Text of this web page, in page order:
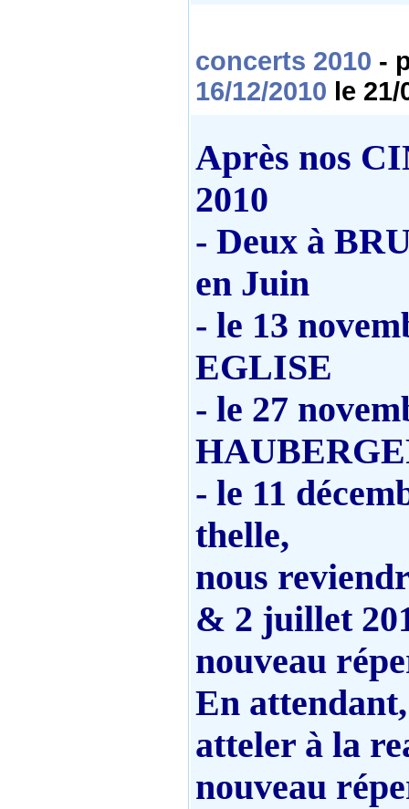
concerts 2010 -
16/12/2010 le 21/
Après nos
2010
- Deux à
en Juin
- le 13
EGLISE
- le 27
- le 11
thelle,
nous
& 2 juillet
nouveau
En
atteler à la
nouveau